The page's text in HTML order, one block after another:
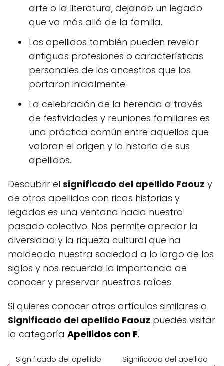
arte o la literatura, dejando un legado
que va más allá de la familia.
Los apellidos también pueden revelar
antiguas profesiones o características
personales de los ancestros que los
portaron inicialmente.
La celebración de la herencia a través
de festividades y reuniones familiares es
una práctica común entre aquellos que
valoran el origen y la historia de sus
apellidos.
Descubrir el significado del apellido Faouz y
de otros apellidos con ricas historias y
legados es una ventana hacia nuestro
pasado colectivo. Nos permite apreciar la
diversidad y la riqueza cultural que ha
moldeado nuestra sociedad a lo largo de los
siglos y nos recuerda la importancia de
conocer y preservar nuestras raíces.
Si quieres conocer otros artículos similares a
Significado del apellido Faouz puedes visitar
la categoría Apellidos con F.
Significado del apellido
Significado del apellido